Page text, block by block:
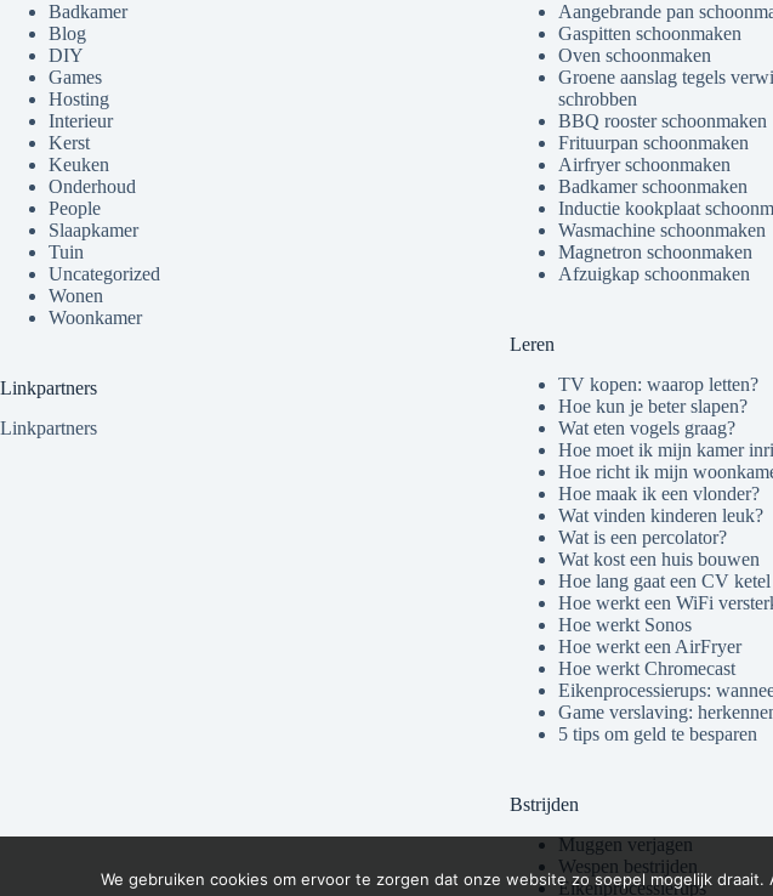
Badkamer
Blog
DIY
Games
Hosting
Interieur
Kerst
Keuken
Onderhoud
People
Slaapkamer
Tuin
Uncategorized
Wonen
Woonkamer
Linkpartners
Linkpartners
Aangebrande pan
Gaspitten schoonmaken
Oven schoonmaken
Groene aanslag tegels
schrobben
BBQ rooster schoonmaken
Frituurpan schoonmaken
Airfryer schoonmaken
Badkamer schoonmaken
Inductie kookplaat
Wasmachine schoonmaken
Magnetron schoonmaken
Afzuigkap schoonmaken
Leren
TV kopen: waarop letten?
Hoe kun je beter slapen?
Wat eten vogels graag?
Hoe moet ik mijn kamer
Hoe richt ik mijn
Hoe maak ik een vlonder?
Wat vinden kinderen leuk?
Wat is een percolator?
Wat kost een huis bouwen
Hoe lang gaat een CV ketel
Hoe werkt een WiFi
Hoe werkt Sonos
Hoe werkt een AirFryer
Hoe werkt Chromecast
Eikenprocessierups:
Game verslaving:
5 tips om geld te besparen
Bstrijden
Muggen verjagen
Wespen bestrijden
Eikenprocessierups
We gebruiken cookies om ervoor te zorgen dat onze website zo soepel mogelijk